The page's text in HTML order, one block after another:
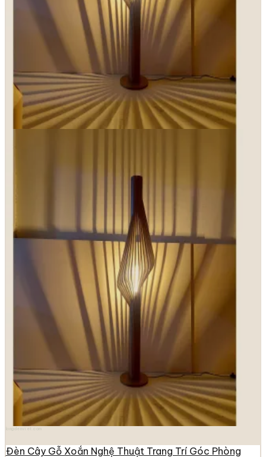
Đèn Cây Gỗ Xoắn Nghệ Thuật Trang Trí Góc Phòng